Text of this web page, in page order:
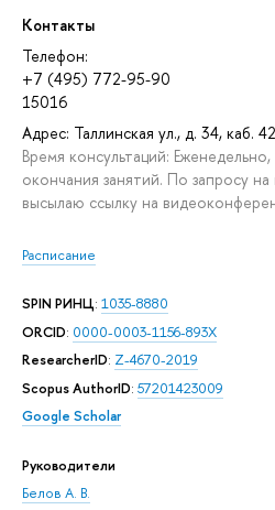
Контакты
Телефон:
+7 (495) 772-95-90
15016
Адрес: Таллинская ул., д. 34, каб.
Время консультаций:
окончания занятий. По запросу
высылаю ссылку на
Расписание
SPIN РИНЦ: 1035-8880
ORCID: 0000-0003-1156-893X
ResearcherID: Z-4670-2019
Scopus AuthorID: 57201423009
Google Scholar
Руководители
Белов А. В.